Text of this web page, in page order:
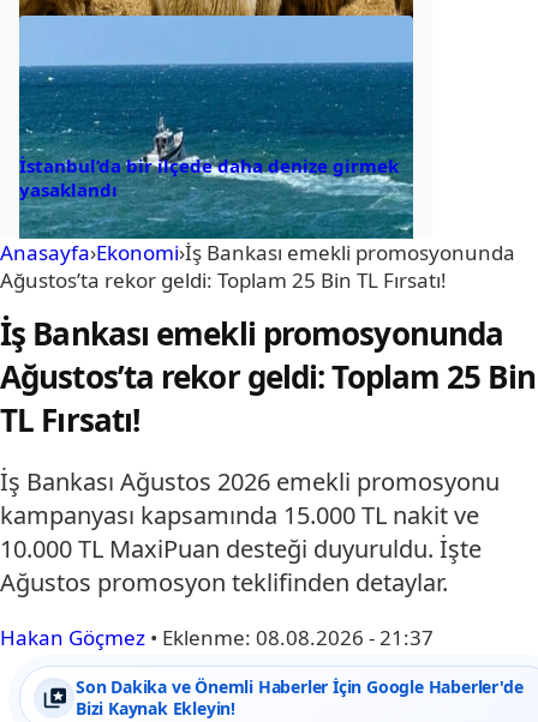
İstanbul’da bir ilçede daha denize girmek
yasaklandı
Anasayfa›Ekonomi›İş Bankası emekli promosyonunda
Ağustos’ta rekor geldi: Toplam 25 Bin TL Fırsatı!
İş Bankası emekli promosyonunda
Ağustos’ta rekor geldi: Toplam 25 Bin
TL Fırsatı!
İş Bankası Ağustos 2026 emekli promosyonu
kampanyası kapsamında 15.000 TL nakit ve
10.000 TL MaxiPuan desteği duyuruldu. İşte
Ağustos promosyon teklifinden detaylar.
Hakan Göçmez • Eklenme: 08.08.2026 - 21:37
Son Dakika ve Önemli Haberler İçin Google Haberler'de
Bizi Kaynak Ekleyin!